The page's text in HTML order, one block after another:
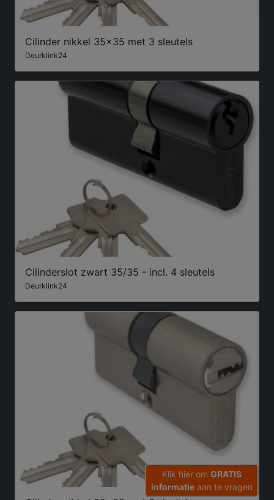
Cilinder nikkel 35x35 met 3 sleutels
Deurklink24
Cilinderslot zwart 35/35 - incl. 4 sleutels
Deurklink24
Klik hier om GRATIS
informatie aan te vragen